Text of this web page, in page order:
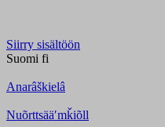
Siirry sisältöön
Suomi fi
Anarâškielâ
Nuõrttsääʹmǩiõll